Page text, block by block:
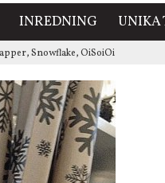
INREDNING UNIKA
Snowflake, OiSoiOi